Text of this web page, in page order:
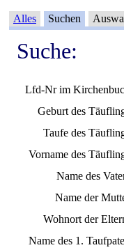
Alles Suchen
Suche:
Lfd-Nr im
Geburt des
Taufe des
Vorname des
Name des
Name der
Wohnort der
Name des 1.